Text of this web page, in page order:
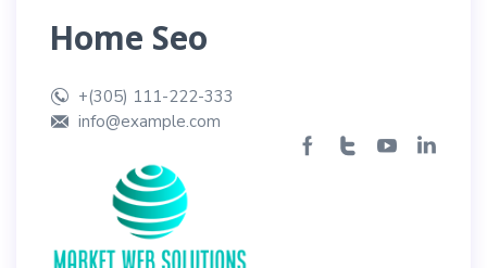
Home Seo
+(305) 111-222-333
info@example.com